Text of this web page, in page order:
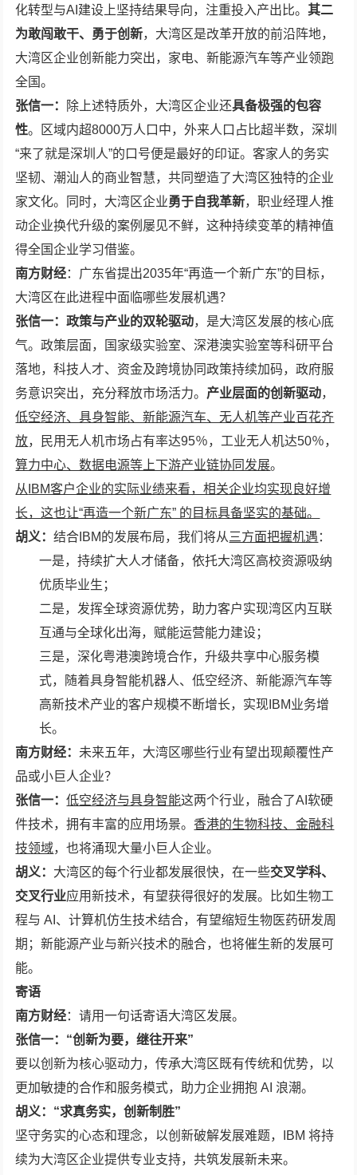
化转型与AI建设上坚持结果导向，注重投入产出比。其二
为敢闯敢干、勇于创新，大湾区是改革开放的前沿阵地，
大湾区企业创新能力突出，家电、新能源汽车等产业领跑
全国。
张信一： 除上述特质外，大湾区企业还具备极强的包容
性。区域内超8000万人口中，外来人口占比超半数，深圳
“来了就是深圳人”的口号便是最好的印证。客家人的务实
坚韧、潮汕人的商业智慧，共同塑造了大湾区独特的企业
家文化。同时，大湾区企业勇于自我革新，职业经理人推
动企业换代升级的案例屡见不鲜，这种持续变革的精神值
得全国企业学习借鉴。
南方财经：广东省提出2035年“再造一个新广东”的目标，
大湾区在此进程中面临哪些发展机遇？
张信一：政策与产业的双轮驱动，是大湾区发展的核心底
气。政策层面，国家级实验室、深港澳实验室等科研平台
落地，科技人才、资金及跨境协同政策持续加码，政府服
务意识突出，充分释放市场活力。 产业层面的创新驱动，
低空经济、具身智能、新能源汽车、无人机等产业百花齐
放，民用无人机市场占有率达95％，工业无人机达50％，
算力中心、数据电源等上下游产业链协同发展。
从 IBM客户企业的实际业绩来看，相关企业均实现良好增
长，这也让“再造一个新广东” 的目标具备坚实的基础。
胡义：结合IBM的发展布局，我们将从 三方面把握机遇 ：
一是，持续扩大人才储备，依托大湾区高校资源吸纳
优质毕业生；
二是，发挥全球资源优势，助力客户实现湾区内互联
互通与全球化出海，赋能运营能力建设；
三是，深化粤港澳跨境合作，升级共享中心服务模
式，随着具身智能机器人、低空经济、新能源汽车等
高新技术产业的客户规模不断增长，实现IBM业务增
长。
南方财经： 未来五年，大湾区哪些行业有望出现颠覆性产
品或小巨人企业？
张信一：低空经济与具身智能这两个行业，融合了AI软硬
件技术，拥有丰富的应用场景。 香港的生物科技、金融科
技领域，也将涌现大量小巨人企业。
胡义： 大湾区的每个行业都发展很快，在一些交叉学科、
交叉行业应用新技术，有望获得很好的发展。比如生物工
程与 AI、计算机仿生技术结合，有望缩短生物医药研发周
期；新能源产业与新兴技术的融合，也将催生新的发展可
能。
寄语
南方财经：请用一句话寄语大湾区发展。
张信一： “创新为要，继往开来”
要以创新为核心驱动力，传承大湾区既有传统和优势，以
更加敏捷的合作和服务模式，助力企业拥抱 AI 浪潮。
胡义： “求真务实，创新制胜”
坚守务实的心态和理念，以创新破解发展难题，IBM 将持
续为大湾区企业提供专业支持，共筑发展新未来。